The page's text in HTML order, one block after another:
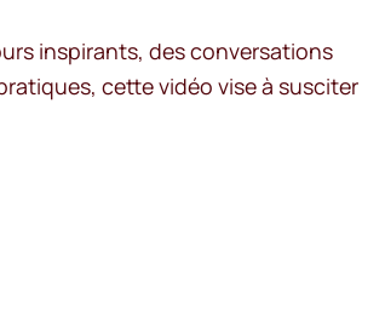
inspirants, des conversations
cette vidéo vise à susciter